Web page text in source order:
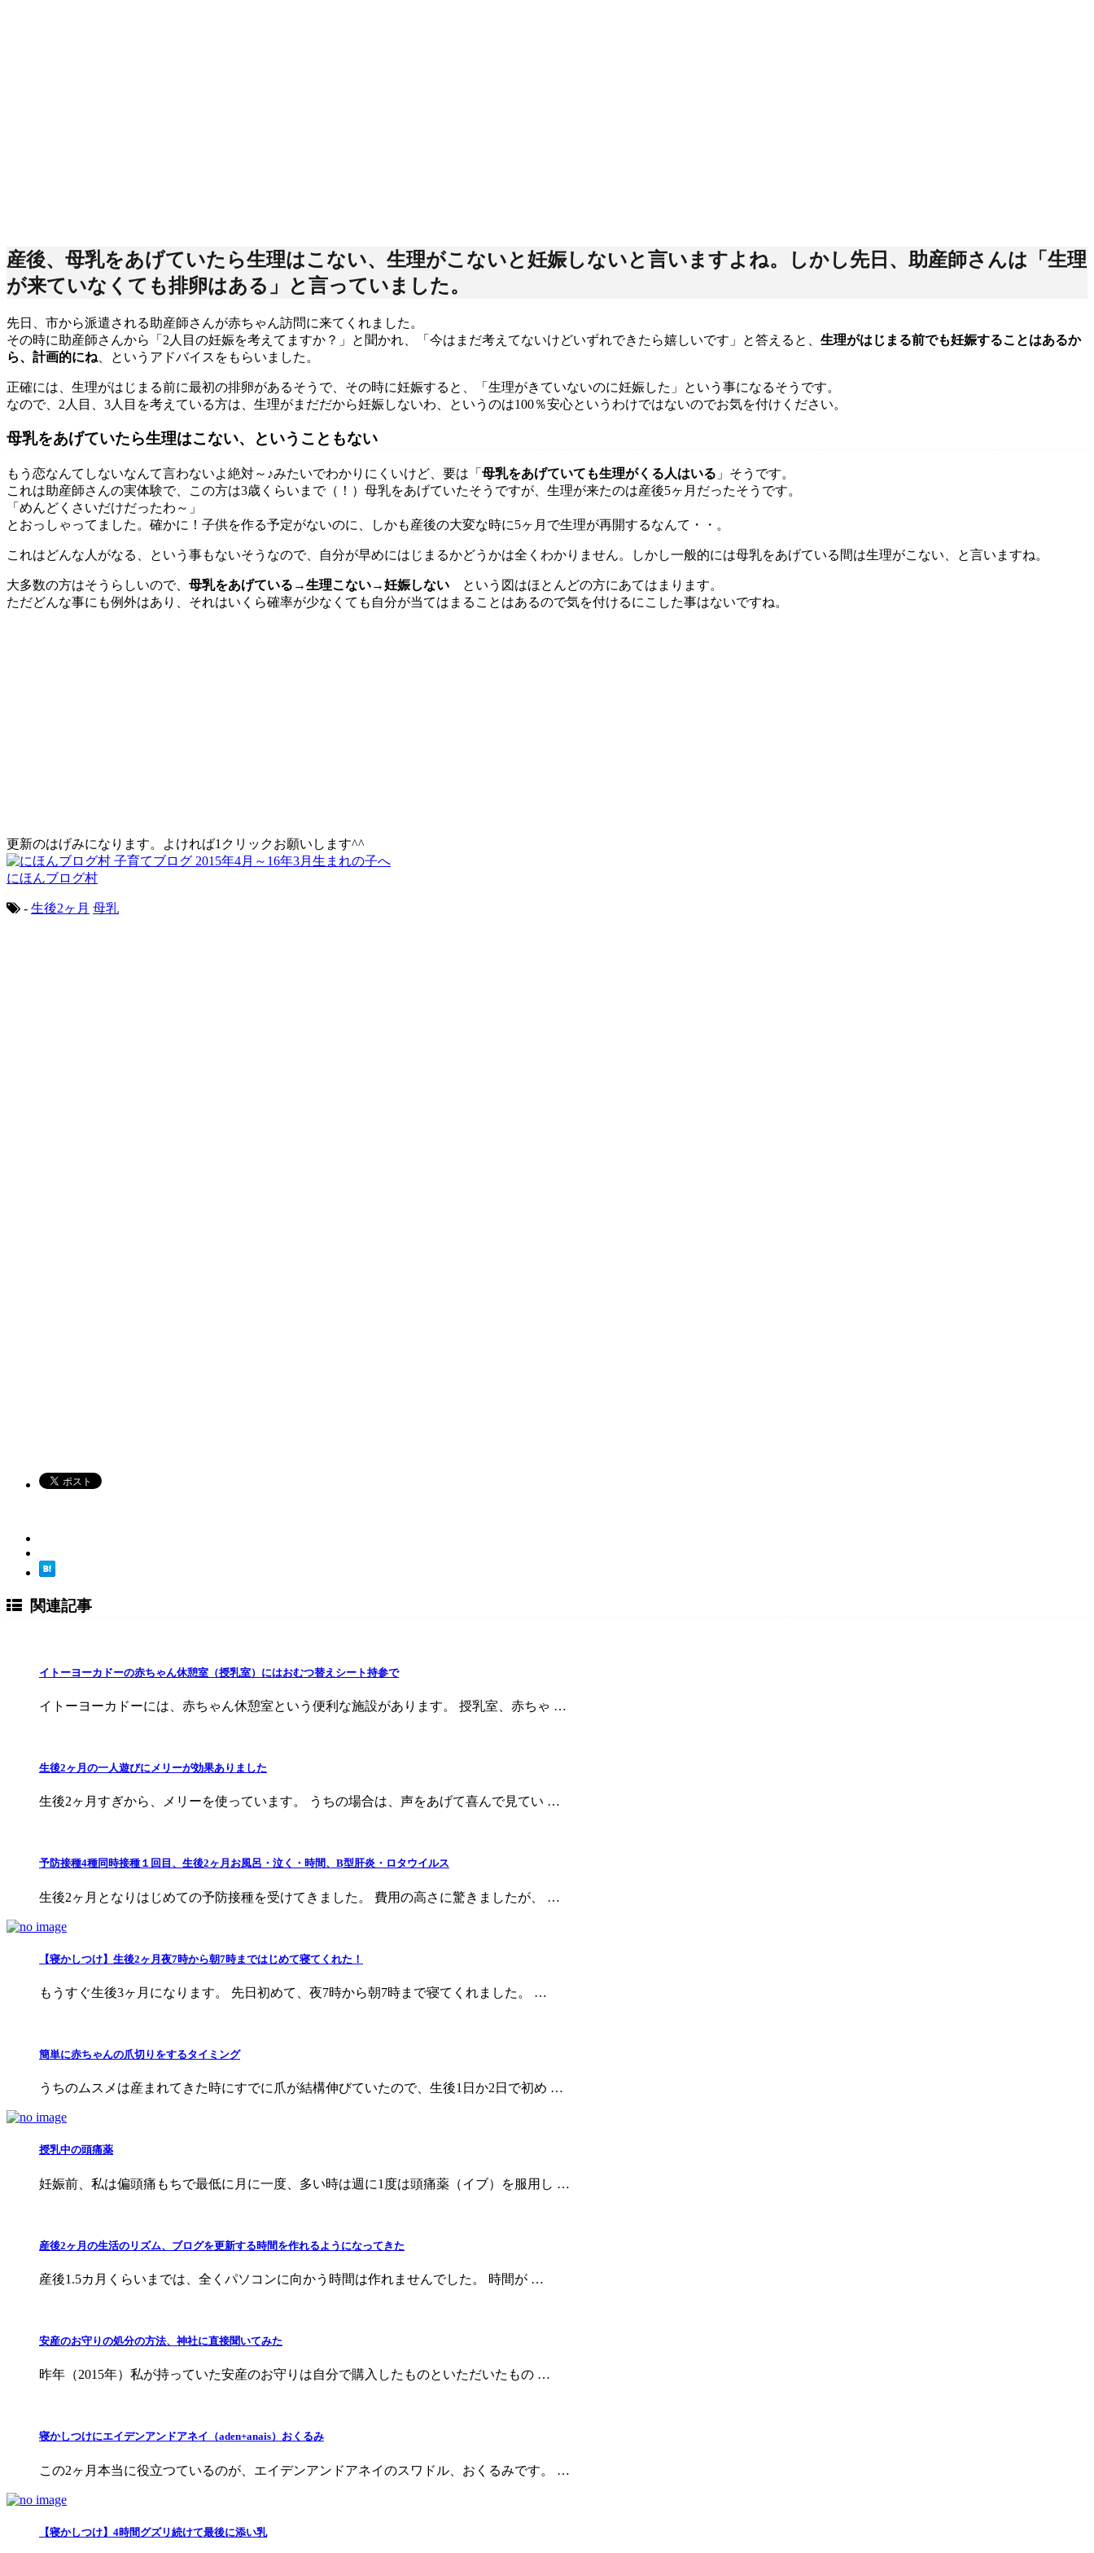
産後、母乳をあげていたら生理はこない、生理がこないと妊娠しないと言いますよね。しかし先日、助産師さんは「生理
が来ていなくても排卵はある」と言っていました。
先日、市から派遣される助産師さんが赤ちゃん訪問に来てくれました。
その時に助産師さんから「2人目の妊娠を考えてますか？」と聞かれ、「今はまだ考えてないけどいずれできたら嬉しいです」と答えると、 生理がはじまる前でも妊娠することはあるか
ら、計画的にね 、というアドバイスをもらいました。
正確には、生理がはじまる前に最初の排卵があるそうで、その時に妊娠すると、「生理がきていないのに妊娠した」という事になるそうです。
なので、2人目、3人目を考えている方は、生理がまだだから妊娠しないわ、というのは100％安心というわけではないのでお気を付けください。
母乳をあげていたら生理はこない、ということもない
もう恋なんてしないなんて言わないよ絶対～♪みたいでわかりにくいけど、要は「 母乳をあげていても生理がくる人はいる 」そうです。
これは助産師さんの実体験で、この方は3歳くらいまで（！）母乳をあげていたそうですが、生理が来たのは産後5ヶ月だったそうです。
「めんどくさいだけだったわ～」
とおっしゃってました。確かに！子供を作る予定がないのに、しかも産後の大変な時に5ヶ月で生理が再開するなんて・・。
これはどんな人がなる、という事もないそうなので、自分が早めにはじまるかどうかは全くわかりません。しかし一般的には母乳をあげている間は生理がこない、と言いますね。
大多数の方はそうらしいので、 母乳をあげている→生理こない→妊娠しない という図はほとんどの方にあてはまります。
ただどんな事にも例外はあり、それはいくら確率が少なくても自分が当てはまることはあるので気を付けるにこした事はないですね。
更新のはげみになります。よければ1クリックお願いします^^
にほんブログ村
- 生後2ヶ月 母乳
関連記事
イトーヨーカドーの赤ちゃん休憩室（授乳室）にはおむつ替えシート持参で
イトーヨーカドーには、赤ちゃん休憩室という便利な施設があります。 授乳室、赤ちゃ …
生後2ヶ月の一人遊びにメリーが効果ありました
生後2ヶ月すぎから、メリーを使っています。 うちの場合は、声をあげて喜んで見てい …
予防接種4種同時接種１回目、生後2ヶ月お風呂・泣く・時間、B型肝炎・ロタウイルス
生後2ヶ月となりはじめての予防接種を受けてきました。 費用の高さに驚きましたが、 …
【寝かしつけ】生後2ヶ月夜7時から朝7時まではじめて寝てくれた！
もうすぐ生後3ヶ月になります。 先日初めて、夜7時から朝7時まで寝てくれました。 …
簡単に赤ちゃんの爪切りをするタイミング
うちのムスメは産まれてきた時にすでに爪が結構伸びていたので、生後1日か2日で初め …
授乳中の頭痛薬
妊娠前、私は偏頭痛もちで最低に月に一度、多い時は週に1度は頭痛薬（イブ）を服用し …
産後2ヶ月の生活のリズム、ブログを更新する時間を作れるようになってきた
産後1.5カ月くらいまでは、全くパソコンに向かう時間は作れませんでした。 時間が …
安産のお守りの処分の方法、神社に直接聞いてみた
昨年（2015年）私が持っていた安産のお守りは自分で購入したものといただいたもの …
寝かしつけにエイデンアンドアネイ（aden+anais）おくるみ
この2ヶ月本当に役立つているのが、エイデンアンドアネイのスワドル、おくるみです。 …
【寝かしつけ】4時間グズリ続けて最後に添い乳